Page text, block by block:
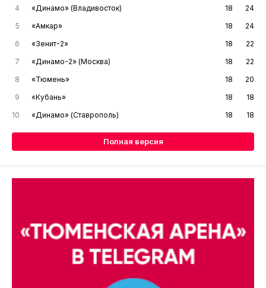
4
«Динамо» (Владивосток) 18
24
5
«Амкар» 18
24
6
«Зенит-2» 18
22
7
«Динамо-2» (Москва) 18
22
8
«Тюмень» 18
20
9
«Кубань» 18
18
10
«Динамо» (Ставрополь) 18 18
Полная версия